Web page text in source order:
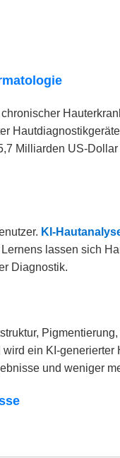
Milliarden US-
KI-
lassen sich
Diagnostik.
Pigmentierung,
ein KI-generierter
und weniger